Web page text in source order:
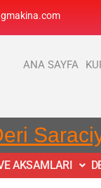
ANA SAYFA
AKSAMLARI